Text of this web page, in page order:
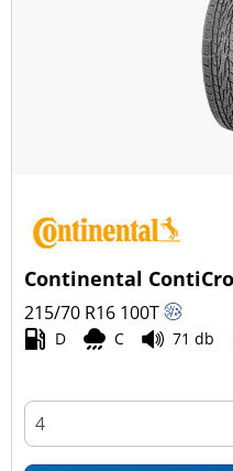
Continental
215/70 R16 100T
D C 71 db